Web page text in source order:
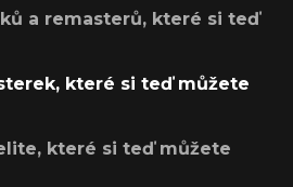
a remasterů, které si teď
které si teď můžete
které si teď můžete